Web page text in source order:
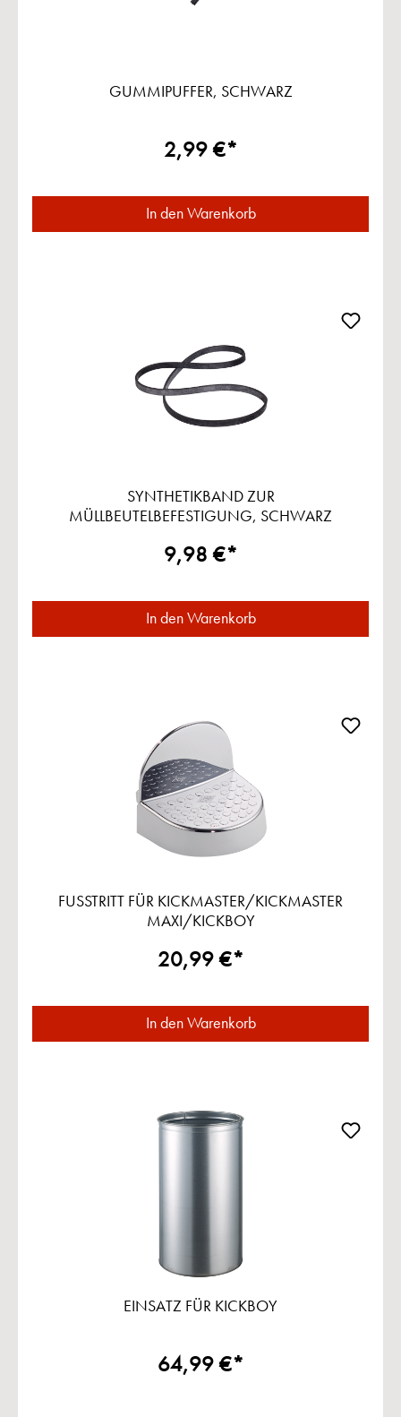
GUMMIPUFFER, SCHWARZ
2,99 €*
In den Warenkorb
SYNTHETIKBAND ZUR
MÜLLBEUTELBEFESTIGUNG, SCHWARZ
9,98 €*
In den Warenkorb
FUSSTRITT FÜR KICKMASTER/KICKMASTER
MAXI/KICKBOY
20,99 €*
In den Warenkorb
EINSATZ FÜR KICKBOY
64,99 €*